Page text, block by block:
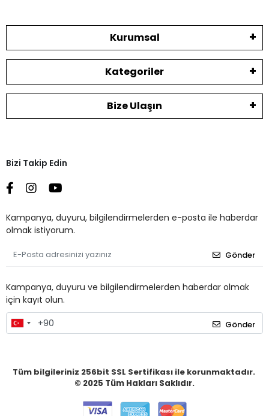
Kurumsal
Kategoriler
Bize Ulaşın
Bizi Takip Edin
Kampanya, duyuru, bilgilendirmelerden e-posta ile haberdar
olmak istiyorum.
Gönder
Kampanya, duyuru ve bilgilendirmelerden haberdar olmak
için kayıt olun.
Gönder
Tüm bilgileriniz 256bit SSL Sertifikası ile korunmaktadır.
© 2025 Tüm Hakları Saklıdır.